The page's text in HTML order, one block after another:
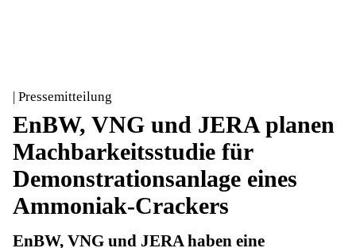
| Pressemitteilung
EnBW, VNG und JERA planen
Machbarkeitsstudie für
Demonstrationsanlage eines
Ammoniak-Crackers
EnBW, VNG und JERA haben eine